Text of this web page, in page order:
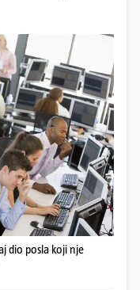
dio posla koji nje